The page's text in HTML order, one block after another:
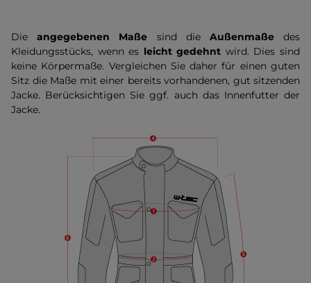
Dieangegebenen Maße sind die Außenmaßedes
Kleidungsstücks, wenn es leicht gedehnt wird. Dies sind
keine Körpermaße. Vergleichen Sie daher für einen guten
Sitz die Maße mit einer bereits vorhandenen, gut sitzenden
Jacke. Berücksichtigen Sie ggf. auch das Innenfutter der
Jacke.